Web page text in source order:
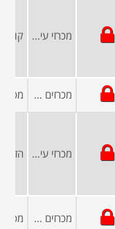
מכרזי עיריות ומועצות
מכרזים פומביים
מכרזי עיריות ומועצות
מכרזים ממשלתיים